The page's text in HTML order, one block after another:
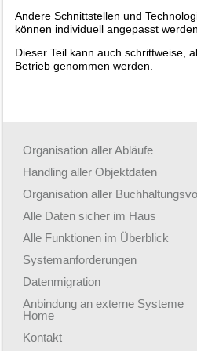
Andere Schnittstellen und
können individuell angepasst
Dieser Teil kann auch schrittweise,
Betrieb genommen werden.
Organisation aller Abläufe
Handling aller Objektdaten
Organisation aller
Alle Daten sicher im Haus
Alle Funktionen im Überblick
Systemanforderungen
Datenmigration
Anbindung an externe Systeme
Home
Kontakt